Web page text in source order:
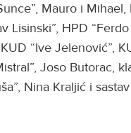
Mauro i
Lisinski”, HPD
“Ive Jelenović”,
Joso Butorac,
Nina Kraljić i